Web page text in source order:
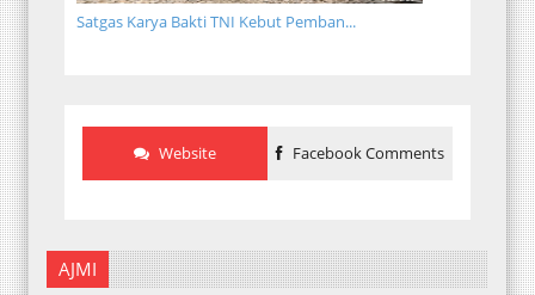
Satgas Karya Bakti TNI Kebut Pemban...
Website Facebook Comments
AJMI